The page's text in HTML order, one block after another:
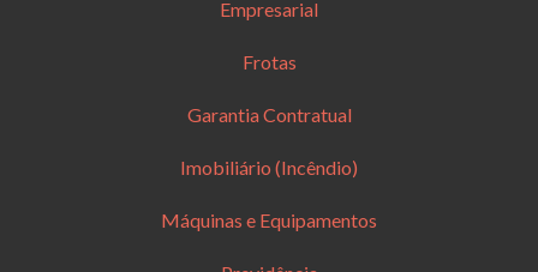
Empresarial
Frotas
Garantia Contratual
Imobiliário (Incêndio)
Máquinas e Equipamentos